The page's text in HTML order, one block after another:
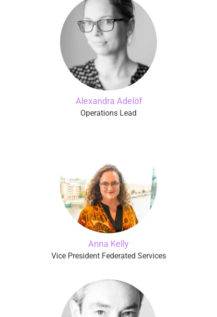
Alexandra Adelöf
Operations Lead
Anna Kelly
Vice President Federated Services